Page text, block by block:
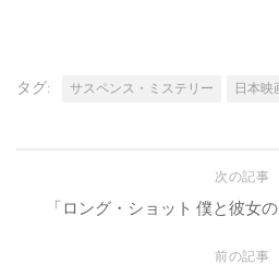
タグ: サスペンス・ミステリー 日本映
次の記事
「ロング・ショット 僕と彼女
前の記事